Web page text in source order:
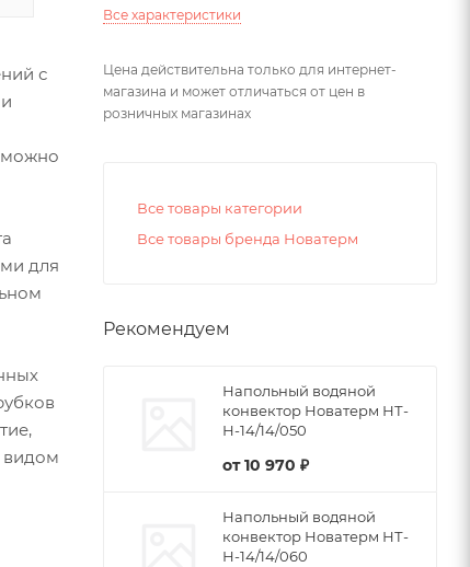
с
для
видом
Все характеристики
Цена действительна только для интернет-
магазина и может отличаться от цен в
розничных магазинах
Все товары категории
Все товары бренда Новатерм
Рекомендуем
Напольный водяной
конвектор Новатерм НТ-
Н-14/14/050
от10 970 ₽
Напольный водяной
конвектор Новатерм НТ-
Н-14/14/060